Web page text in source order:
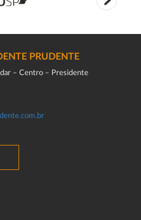
PRUDENTE
– Centro – Presidente